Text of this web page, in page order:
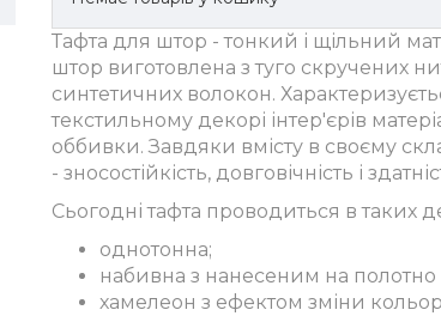
Тафта для штор - тонкий і щільний
штор виготовлена з туго скручених
синтетичних волокон.
текстильному декорі інтер'єрів
оббивки. Завдяки вмісту в своєму
- зносостійкість, довговічність і
Сьогодні тафта проводиться в таких
однотонна;
набивна з нанесеним на
хамелеон з ефектом зміни